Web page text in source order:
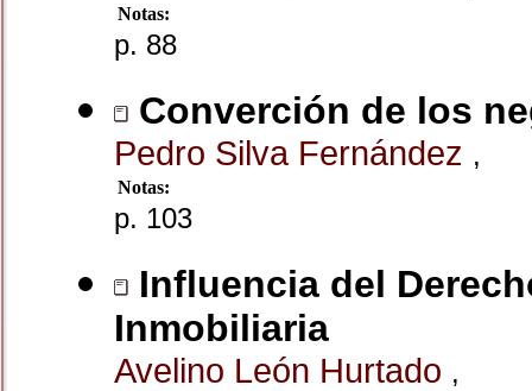
Notas:
p. 88
Converción de los
Pedro Silva Fernández ,
Notas:
p. 103
Influencia del
Inmobiliaria
Avelino León Hurtado ,